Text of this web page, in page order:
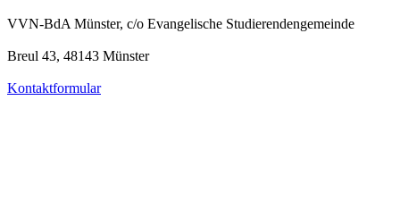
VVN-BdA Münster, c/o Evangelische Studierendengemeinde
Breul 43, 48143 Münster
Kontaktformular